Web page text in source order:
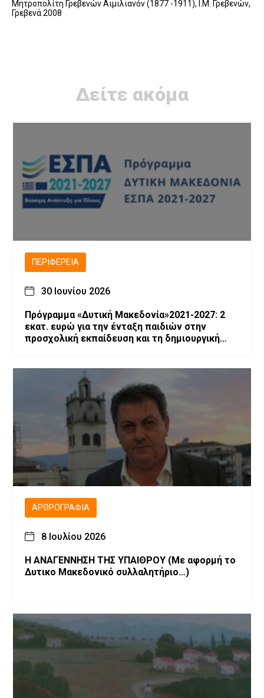
Μητροπολίτη Γρεβενών Αιμιλιανόν (1877 -1911), Ι.Μ. Γρεβενών,
Γρεβενά 2008
Δείτε ακόμα
ΠΕΡΙΦΈΡΕΙΑ
30 Ιουνίου 2026
Πρόγραμμα «Δυτική Μακεδονία»2021-2027: 2
εκατ. ευρώ για την ένταξη παιδιών στην
προσχολική εκπαίδευση και τη δημιουργική
ΑΡΘΡΟΓΡΑΦΊΑ
8 Ιουλίου 2026
Η ΑΝΑΓΕΝΝΗΣΗ ΤΗΣ ΥΠΑΙΘΡΟΥ (Με αφορμή το
Δυτικο Μακεδονικό συλλαλητήριο…)